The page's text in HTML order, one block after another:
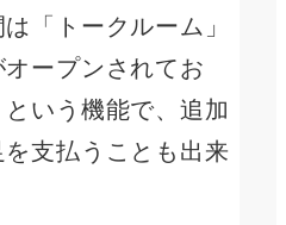
「トークルーム」
ープンされてお
いう機能で、追加
支払うことも出来